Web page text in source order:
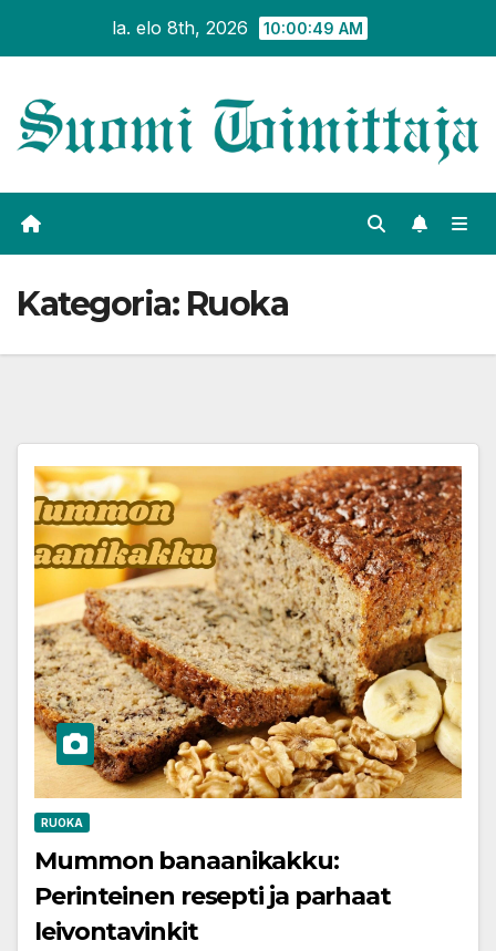
la. elo 8th, 2026 10:00:50 AM
Kategoria: Ruoka
RUOKA
Mummon banaanikakku:
Perinteinen resepti ja parhaat
leivontavinkit